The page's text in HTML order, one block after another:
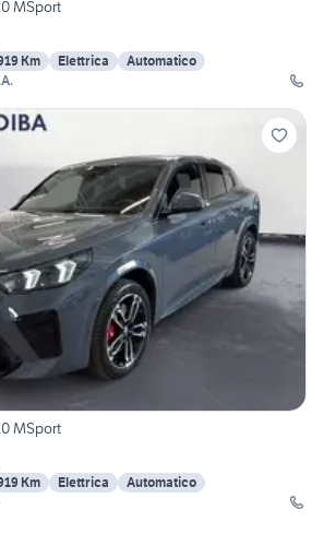
MSport
Km Elettrica
Automatico
MSport
Km Elettrica
Automatico